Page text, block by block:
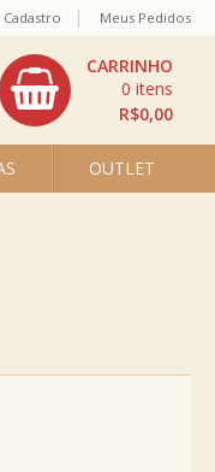
OUTLET
R$0,00
0
Cadastro Meus Pedidos